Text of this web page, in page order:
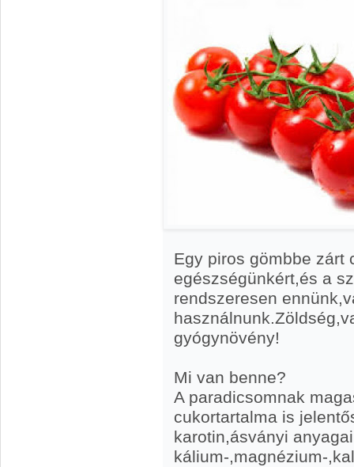
Egy piros gömbbe zárt
egészségünkért,és a
rendszeresen
gyógynövény!
Mi van benne?
A paradicsomnak
cukortartalma is
karotin,ásványi
kálium-,magnézium-